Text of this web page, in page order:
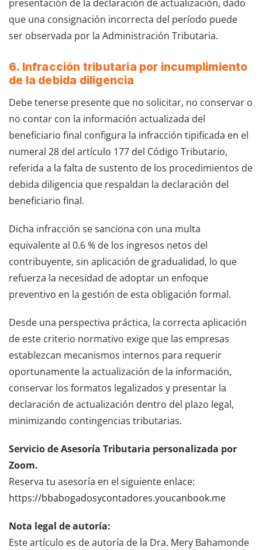
presentación de la declaración de actualización, dado
que una consignación incorrecta del período puede
ser observada por la Administración Tributaria.
6. Infracción tributaria por incumplimiento
de la debida diligencia
Debe tenerse presente que no solicitar, no conservar o
no contar con la información actualizada del
beneficiario final configura la infracción tipificada en el
numeral 28 del artículo 177 del Código Tributario,
referida a la falta de sustento de los procedimientos de
debida diligencia que respaldan la declaración del
beneficiario final.
Dicha infracción se sanciona con una multa
equivalente al 0.6 % de los ingresos netos del
contribuyente, sin aplicación de gradualidad, lo que
refuerza la necesidad de adoptar un enfoque
preventivo en la gestión de esta obligación formal.
Desde una perspectiva práctica, la correcta aplicación
de este criterio normativo exige que las empresas
establezcan mecanismos internos para requerir
oportunamente la actualización de la información,
conservar los formatos legalizados y presentar la
declaración de actualización dentro del plazo legal,
minimizando contingencias tributarias.
Servicio de Asesoría Tributaria personalizada por
Zoom.
Reserva tu asesoría en el siguiente enlace:
https://bbabogadosycontadores.youcanbook.me
Nota legal de autoría:
Este artículo es de autoría de la Dra. Mery Bahamonde